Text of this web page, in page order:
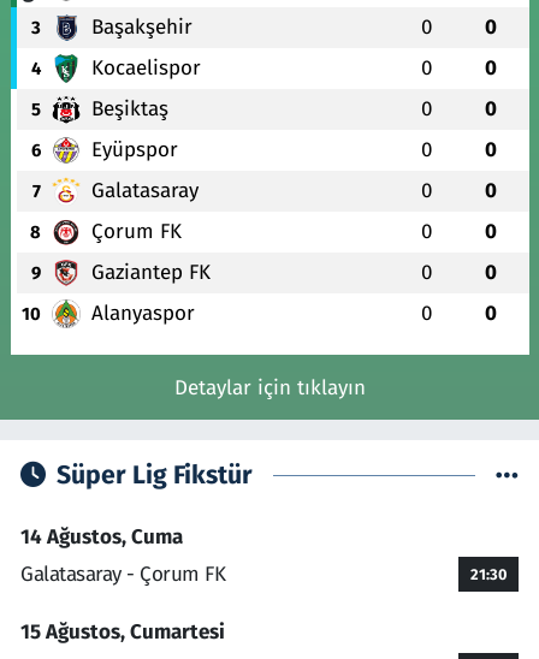
3 Başakşehir 0 0
4 Kocaelispor 0 0
5 Beşiktaş 0 0
6 Eyüpspor 0 0
7 Galatasaray 0 0
8 Çorum FK 0 0
9 Gaziantep FK 0 0
10 Alanyaspor 0 0
Detaylar için tıklayın
Süper Lig Fikstür
14 Ağustos, Cuma
Galatasaray - Çorum FK
21:30
15 Ağustos, Cumartesi